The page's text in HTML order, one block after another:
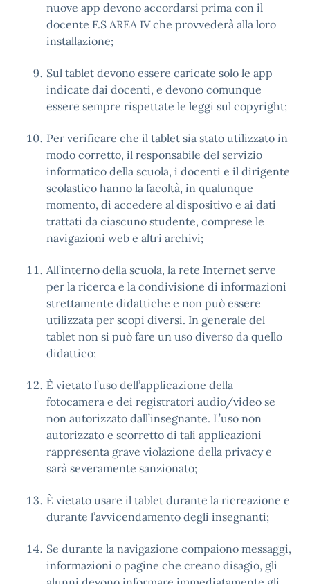
nuove app devono accordarsi prima con il
docente F.S AREA IV che provvederà alla loro
installazione;
Sul tablet devono essere caricate solo le app
indicate dai docenti, e devono comunque
essere sempre rispettate le leggi sul copyright;
Per verificare che il tablet sia stato utilizzato in
modo corretto, il responsabile del servizio
informatico della scuola, i docenti e il dirigente
scolastico hanno la facoltà, in qualunque
momento, di accedere al dispositivo e ai dati
trattati da ciascuno studente, comprese le
navigazioni web e altri archivi;
All’interno della scuola, la rete Internet serve
per la ricerca e la condivisione di informazioni
strettamente didattiche e non può essere
utilizzata per scopi diversi. In generale del
tablet non si può fare un uso diverso da quello
didattico;
Ѐ vietato l’uso dell’applicazione della
fotocamera e dei registratori audio/video se
non autorizzato dall’insegnante. L’uso non
autorizzato e scorretto di tali applicazioni
rappresenta grave violazione della privacy e
sarà severamente sanzionato;
Ѐ vietato usare il tablet durante la ricreazione e
durante l’avvicendamento degli insegnanti;
Se durante la navigazione compaiono messaggi,
informazioni o pagine che creano disagio, gli